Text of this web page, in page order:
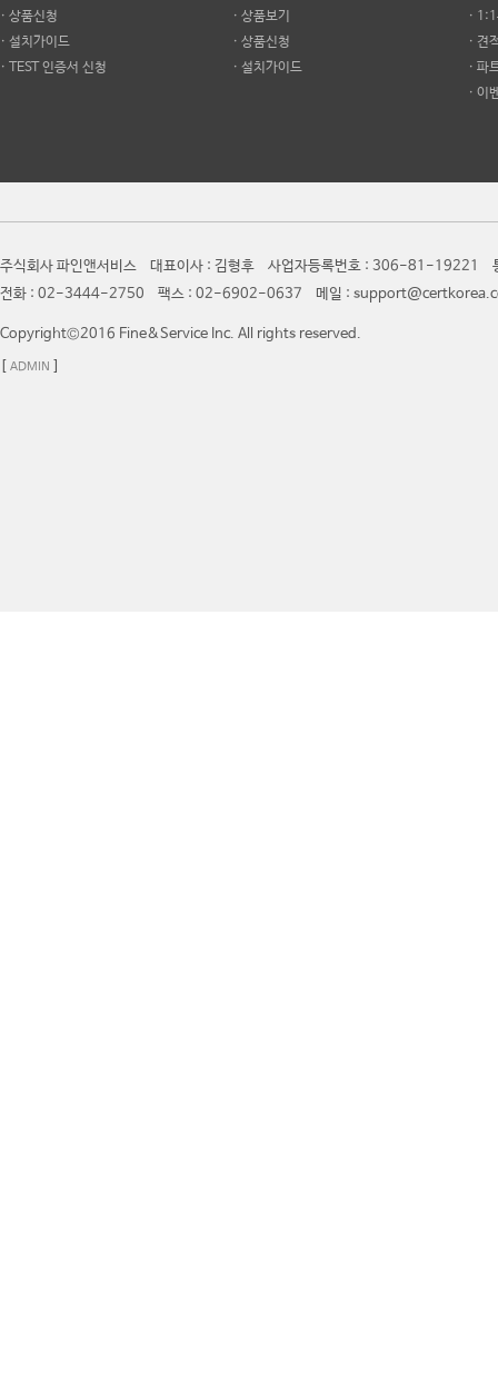
· 상품신청
· 설치가이드
· TEST 인증서 신청
· 상품보기
· 상품신청
· 설치가이드
·
· 견
· 파
· 이
주식회사 파인앤서비스 대표이사 : 김형후 사업자등록번호 : 306-81-19221
전화 : 02-3444-2750 팩스 : 02-6902-0637 메일 :
Copyright©2016 Fine&Service Inc. All rights reserved.
ADMIN